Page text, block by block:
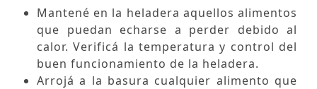
Mantené en la heladera aquellos alimentos
que puedan echarse a perder debido al
calor. Verificá la temperatura y control del
buen funcionamiento de la heladera.
Arrojá a la basura cualquier alimento que